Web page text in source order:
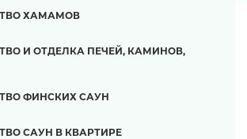
ХАМАМОВ
И ОТДЕЛКА ПЕЧЕЙ, КАМИНОВ,
ФИНСКИХ САУН
САУН В КВАРТИРЕ